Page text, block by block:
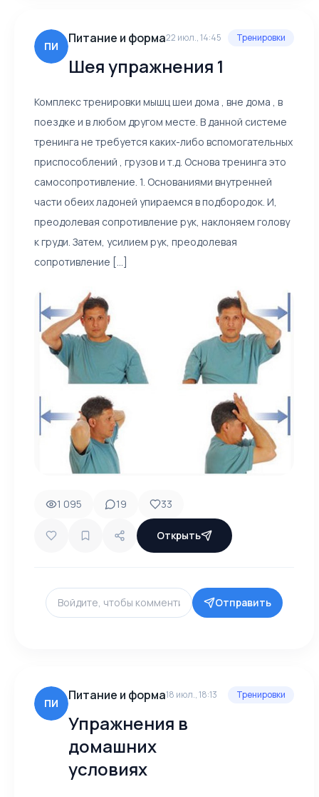
ПИ
Питание и форма22 июл., 14:45
Шея упражнения 1
Тренировки
Комплекс тренировки мышц шеи дома , вне дома , в
поездке и в любом другом месте. В данной системе
тренинга не требуется каких-либо вспомогательных
приспособлений , грузов и т.д. Основа тренинга это
самосопротивление. 1. Основаниями внутренней
части обеих ладоней упираемся в подбородок. И,
преодолевая сопротивление рук, наклоняем голову
к груди. Затем, усилием рук, преодолевая
сопротивление [...]
1 095 19 33
Открыть
Отправить
ПИ
Питание и форма18 июл., 18:13
Упражнения в
домашних
условиях
Тренировки